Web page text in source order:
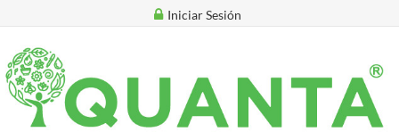
Iniciar Sesión